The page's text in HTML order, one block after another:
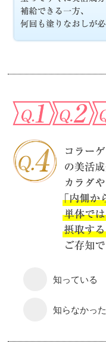
知っている
知らなかった